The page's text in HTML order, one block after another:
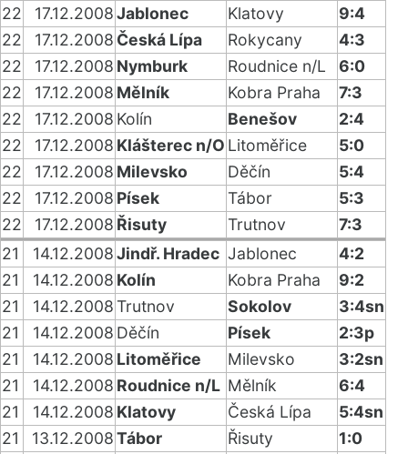
22
17.12.2008Jablonec Klatovy
9:4
22
17.12.2008 Česká Lípa Rokycany
4:3
22
17.12.2008 Nymburk Roudnice n/L
6:0
22
17.12.2008 Mělník Kobra Praha
7:3
22
17.12.2008 Kolín Benešov
2:4
22
17.12.2008 Klášterec n/O Litoměřice
5:0
22
17.12.2008 Milevsko Děčín
5:4
22
17.12.2008 Písek Tábor
5:3
22
17.12.2008 Řisuty Trutnov
7:3
21
14.12.2008Jindř. Hradec Jablonec
4:2
21
14.12.2008 Kolín Kobra Praha
9:2
21
14.12.2008Trutnov Sokolov
3:4sn
21
14.12.2008 Děčín Písek
2:3p
21
14.12.2008 Litoměřice Milevsko
3:2sn
21
14.12.2008 Roudnice n/L Mělník
6:4
21
14.12.2008 Klatovy Česká Lípa
5:4sn
21
13.12.2008Tábor Řisuty
1:0